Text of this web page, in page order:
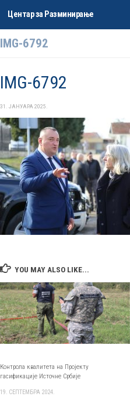
Skip to content
Центар за Разминирање
IMG-6792
IMG-6792
31. ЈАНУАРА 2025.
YOU MAY ALSO LIKE...
Контрола квалитета на Пројекту
гасификације Источне Србије
19. СЕПТЕМБРА 2024.